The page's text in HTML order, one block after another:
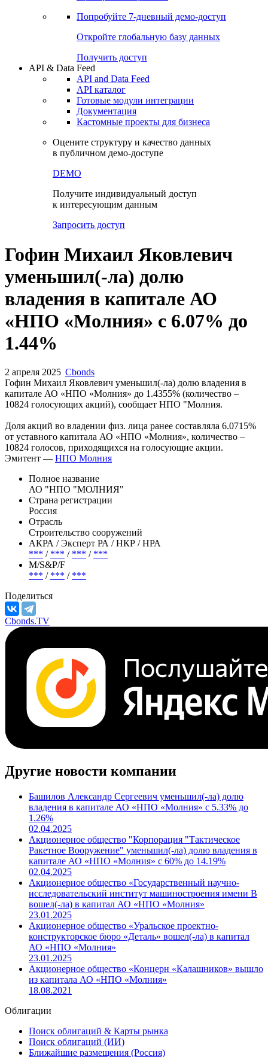
Чат
Проверка контрагента
Попробуйте7-дневный
Откройте глобальную базу данных
Получить доступ
API & Data Feed
API and Data Feed
Готовые модули интеграции
Документация
в публичном демо-доступе
Гофин Михаил Яковлевич
уменьшил(-ла) долю
владения в капитале АО
1.44%
Гофин Михаил Яковлевич уменьшил(-ла) долю владения в
капитале АО «НПО «Молния» до 1.4355% (количество –
10824 голосующих акций), сообщает НПО "Молния.
от уставного капитала АО «НПО «Молния», количество –
10824 голосов, приходящихся на голосующие акции.
Эмитент —НПО Молния
Полное название
АО "НПО "МОЛНИЯ"
Страна регистрации
Россия
Отрасль
Строительство сооружений
***/***
М/S&P/F
***/
Поделиться
Cbonds.TV
Другие новости компании
Башилов Александр Сергеевич уменьшил(-ла) долю
владения в капитале АО «НПО «Молния» с 5.33% до
1.26%
02.04.2025
Акционерное общество "Корпорация "Тактическое
Ракетное Вооружение" уменьшил(-ла) долю владения в
капитале АО «НПО «Молния» с 60% до 14.19%
02.04.2025
Акционерное общество «Государственный научно-
исследовательский институт машиностроения имени В
вошел(-ла) в капитал АО «НПО «Молния»
23.01.2025
Акционерное общество «Уральское проектно-
конструкторское бюро «Деталь» вошел(-ла) в капитал
АО «НПО «Молния»
Акционерное общество «Концерн «Калашников» вышло
18.08.2021
Облигации